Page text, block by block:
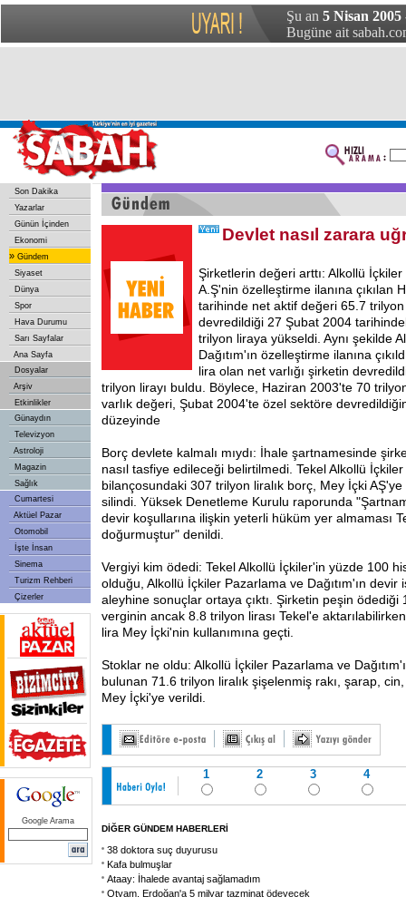
Şu an 5 Nisan 2005
Bugüne ait
Son Dakika
Yazarlar
Günün İçinden
Ekonomi
» Gündem
Siyaset
Dünya
Spor
Hava Durumu
Sarı Sayfalar
Ana Sayfa
Dosyalar
Arşiv
Etkinlikler
Günaydın
Televizyon
Astroloji
Magazin
Sağlık
Cumartesi
Aktüel Pazar
Otomobil
İşte İnsan
Sinema
Turizm Rehberi
Çizerler
Google Arama
Devlet nasıl zarara
Şirketlerin değeri arttı: Alkollü
A.Ş'nin özelleştirme ilanına çıkılan
tarihinde net aktif değeri 65.7
devredildiği 27 Şubat 2004
trilyon liraya yükseldi. Aynı şekilde
Dağıtım'ın özelleştirme ilanına
lira olan net varlığı şirketin
trilyon lirayı buldu. Böylece, Haziran 2003'te 70
varlık değeri, Şubat 2004'te özel sektöre
düzeyinde
Borç devlete kalmalı mıydı: İhale şartnamesinde
nasıl tasfiye edileceği belirtilmedi. Tekel Alkollü
bilançosundaki 307 trilyon liralık borç, Mey İçki
silindi. Yüksek Denetleme Kurulu raporunda
devir koşullarına ilişkin yeterli hüküm yer almaması
doğurmuştur" denildi.
Vergiyi kim ödedi: Tekel Alkollü İçkiler'in yüzde 100
olduğu, Alkollü İçkiler Pazarlama ve Dağıtım'ın devir
aleyhine sonuçlar ortaya çıktı. Şirketin peşin ödediği
verginin ancak 8.8 trilyon lirası Tekel'e
lira Mey İçki'nin kullanımına geçti.
Stoklar ne oldu: Alkollü İçkiler Pazarlama ve
bulunan 71.6 trilyon liralık şişelenmiş rakı, şarap,
Mey İçki'ye verildi.
1 2 3 4
DİĞER GÜNDEM HABERLERİ
38 doktora suç duyurusu
Kafa bulmuşlar
Ataay: İhalede avantaj sağlamadım
Otyam, Erdoğan'a 5 milyar tazminat ödeyecek